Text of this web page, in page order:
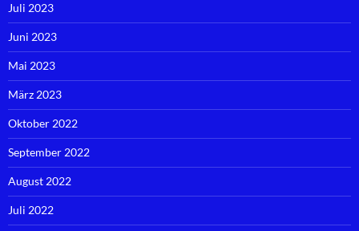
Juli 2023
Juni 2023
Mai 2023
März 2023
Oktober 2022
September 2022
August 2022
Juli 2022